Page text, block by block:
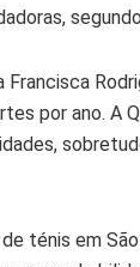
por ano. A
ténis em